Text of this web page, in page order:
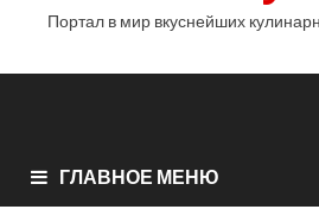
Портал в мир вкуснейших
ГЛАВНОЕ МЕНЮ